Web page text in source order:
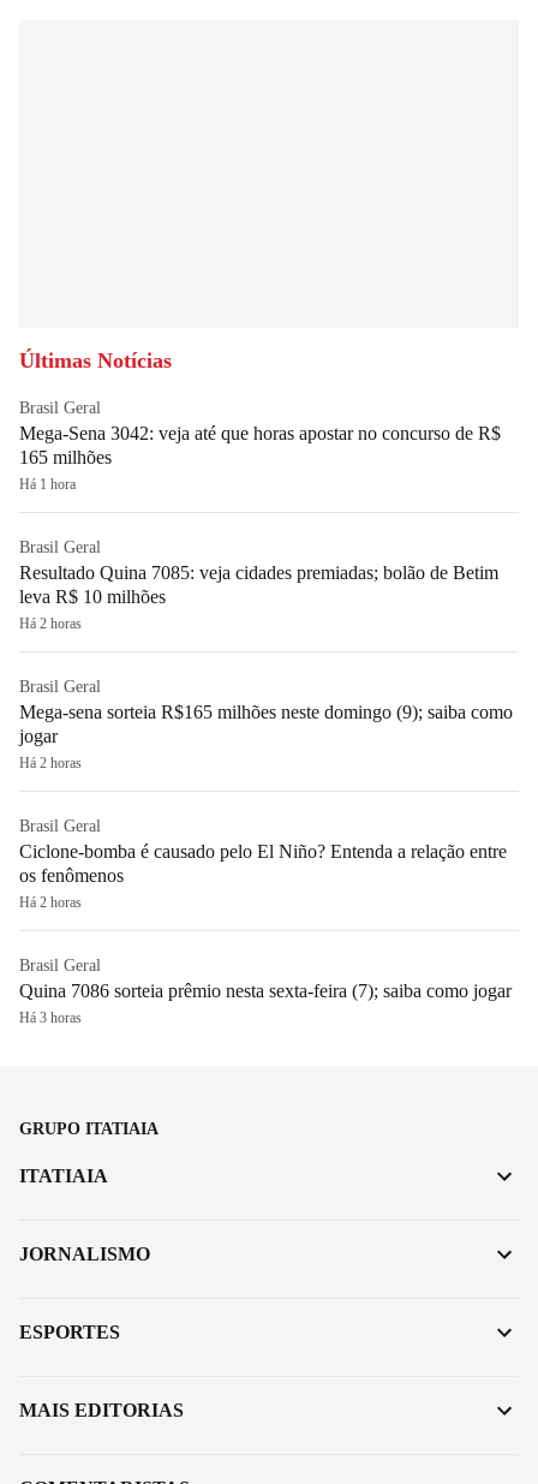
Últimas Notícias
Brasil Geral
Mega-Sena 3042: veja até que horas apostar no concurso de R$
165 milhões
Há 1 hora
Brasil Geral
Resultado Quina 7085: veja cidades premiadas; bolão de Betim
leva R$ 10 milhões
Há 2 horas
Brasil Geral
Mega-sena sorteia R$165 milhões neste domingo (9); saiba como
jogar
Há 2 horas
Brasil Geral
Ciclone-bomba é causado pelo El Niño? Entenda a relação entre
os fenômenos
Há 2 horas
Brasil Geral
Quina 7086 sorteia prêmio nesta sexta-feira (7); saiba como jogar
Há 3 horas
GRUPO ITATIAIA
ITATIAIA
JORNALISMO
ESPORTES
MAIS EDITORIAS